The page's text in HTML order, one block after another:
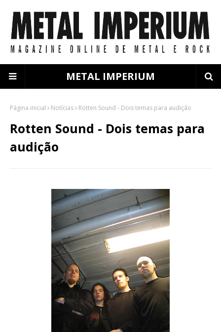
METAL IMPERIUM
Página inicial Notícias Rotten Sound - Dois temas para audição
Rotten Sound - Dois temas para
audição